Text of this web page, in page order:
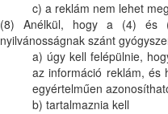
c) a reklám nem lehet
(8) Anélkül, hogy a (4) és
nyilvánosságnak szánt
a) úgy kell felépülnie,
az információ reklám, és
egyértelműen
b) tartalmaznia kell